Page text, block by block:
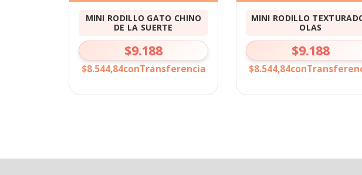
MINI RODILLO GATO CHINO
DE LA SUERTE
$9.188
$8.544,84conTransferencia
MINI RODILLO
OLAS
$9.188
$8.544,84con